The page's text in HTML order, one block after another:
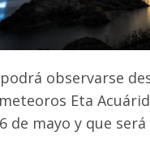
observarse
Eta
de mayo y que